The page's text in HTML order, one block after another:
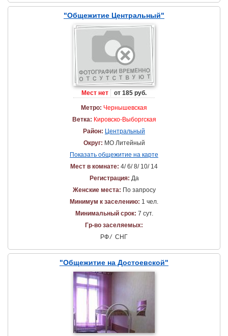
"Общежитие Центральный"
Мест нет от 185 руб.
Метро: Чернышевская
Ветка: Кировско-Выборгская
Район: Центральный
Округ: МО Литейный
Показать общежитие на карте
Мест в комнате: 4/ 6/ 8/ 10/ 14
Регистрация: Да
Женские места: По запросу
Минимум к заселению: 1 чел.
Минимальный срок: 7 сут.
Гр-во заселяемых:
РФ/ СНГ
"Общежитие на Достоевской"